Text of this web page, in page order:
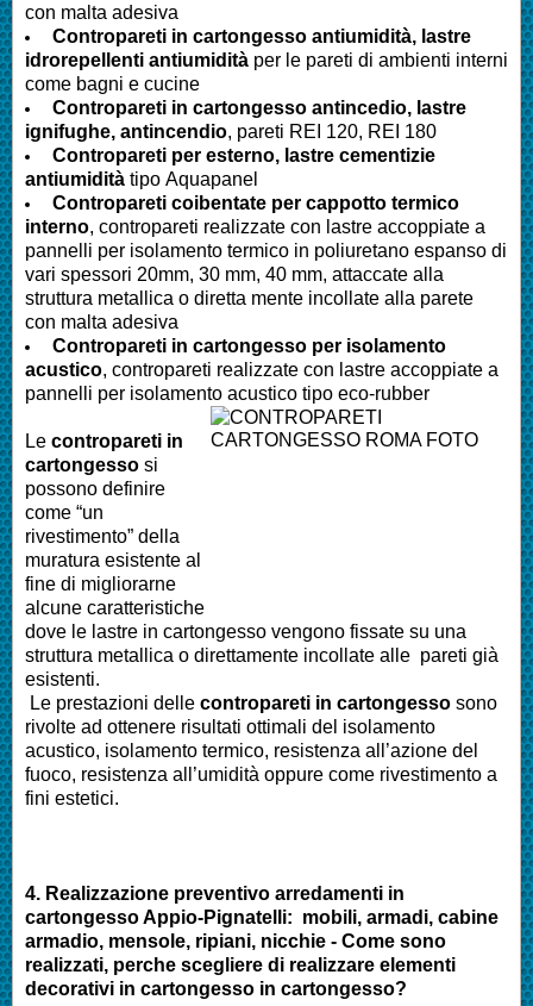
con malta adesiva
Contropareti in cartongesso antiumidità, lastre
idrorepellenti antiumidità per le pareti di ambienti interni
come bagni e cucine
Contropareti in cartongesso antincedio, lastre
ignifughe, antincendio, pareti REI 120, REI 180
Contropareti per esterno, lastre cementizie
antiumidità tipo Aquapanel
Contropareti coibentate per cappotto termico
interno, contropareti realizzate con lastre accoppiate a
pannelli per isolamento termico in poliuretano espanso di
vari spessori 20mm, 30 mm, 40 mm, attaccate alla
struttura metallica o diretta mente incollate alla parete
con malta adesiva
Contropareti in cartongesso per isolamento
acustico, contropareti realizzate con lastre accoppiate a
pannelli per isolamento acustico tipo eco-rubber
Le contropareti in
cartongesso si
possono definire
come “un
rivestimento” della
muratura esistente al
fine di migliorarne
alcune caratteristiche
dove le lastre in cartongesso vengono fissate su una
struttura metallica o direttamente incollate alle pareti già
esistenti.
Le prestazioni delle contropareti in cartongesso sono
rivolte ad ottenere risultati ottimali del isolamento
acustico, isolamento termico, resistenza all’azione del
fuoco, resistenza all’umidità oppure come rivestimento a
fini estetici.
4. Realizzazione preventivo arredamenti in
cartongessoAppio-Pignatelli: mobili, armadi, cabine
armadio, mensole, ripiani, nicchie - Come sono
realizzati, perche scegliere di realizzare elementi
decorativi in cartongesso in cartongesso?